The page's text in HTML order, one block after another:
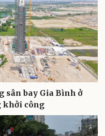
sân bay Gia Bình ở
khởi công